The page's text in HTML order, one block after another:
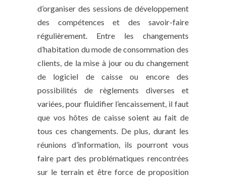
d’organiser des sessions de développement
des compétences et des savoir-faire
régulièrement. Entre les changements
d’habitation du mode de consommation des
clients, de la mise à jour ou du changement
de logiciel de caisse ou encore des
possibilités de règlements diverses et
variées, pour fluidifier l’encaissement, il faut
que vos hôtes de caisse soient au fait de
tous ces changements. De plus, durant les
réunions d’information, ils pourront vous
faire part des problématiques rencontrées
sur le terrain et être force de proposition